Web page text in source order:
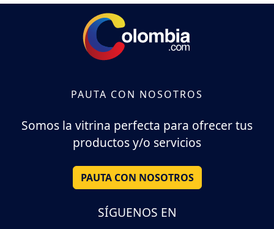
PAUTA CON NOSOTROS
Somos la vitrina perfecta para ofrecer tus
productos y/o servicios
PAUTA CON NOSOTROS
SÍGUENOS EN